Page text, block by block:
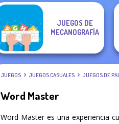
JUEGOS DE
MECANOGRAFÍA
JUEGOS JUEGOS CASUALES JUEGOS DE
Word Master
Word Master es una experiencia